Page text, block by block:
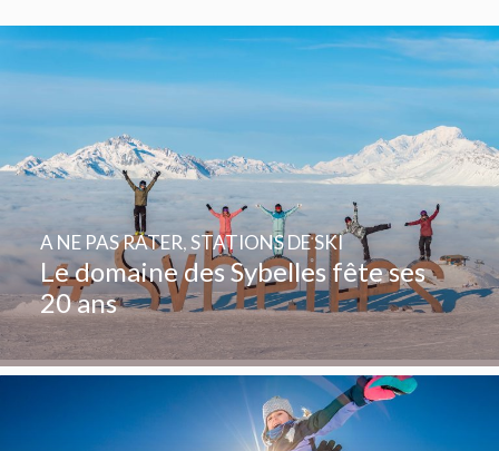
Le domaine des Sybelles fête ses
20 ans
A NE PAS RATER,STATIONS DE SKI